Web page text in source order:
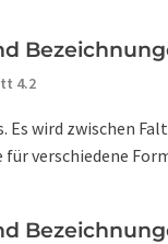
4.2
Es wird zwischen
für verschiedene